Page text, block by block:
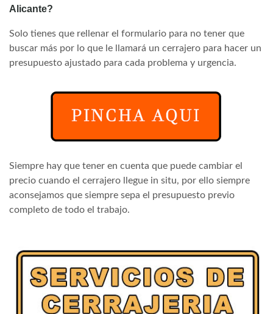
Alicante?
Solo tienes que rellenar el formulario para no tener que
buscar más por lo que le llamará un cerrajero para hacer un
presupuesto ajustado para cada problema y urgencia.
Siempre hay que tener en cuenta que puede cambiar el
precio cuando el cerrajero llegue in situ, por ello siempre
aconsejamos que siempre sepa el presupuesto previo
completo de todo el trabajo.